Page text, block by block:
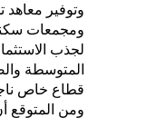
وتوفير
ومجمعات
لجذب
المتوسطة
قطاع خاص
ومن المتوقع